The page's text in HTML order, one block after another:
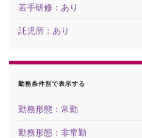
若手研修：あり
託児所：あり
勤務条件別で表示する
勤務形態：常勤
勤務形態：非常勤